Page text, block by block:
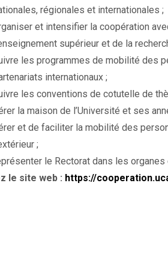
régionales et internationales ;
et intensifier la coopération
supérieur et de la
les programmes de mobilité des
internationaux ;
les conventions de cotutelle de
la maison de l’Université et ses
et de faciliter la mobilité des
;
le Rectorat dans les organes
le site web : https://